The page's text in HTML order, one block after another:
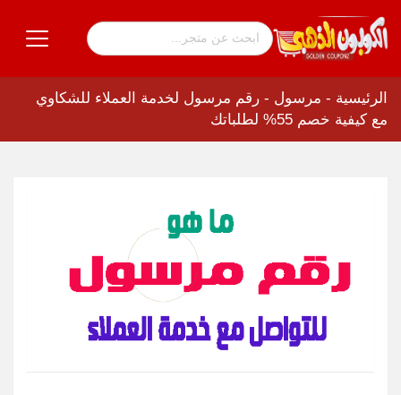
الرئيسية - مرسول - رقم مرسول لخدمة العملاء للشكاوي
مع كيفية خصم 55% لطلباتك